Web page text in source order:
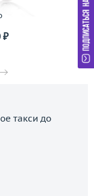
₽
такси до